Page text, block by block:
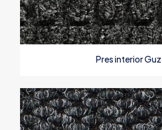
Pres interior